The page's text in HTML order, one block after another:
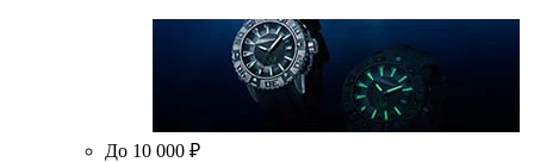
До 10 000 ₽